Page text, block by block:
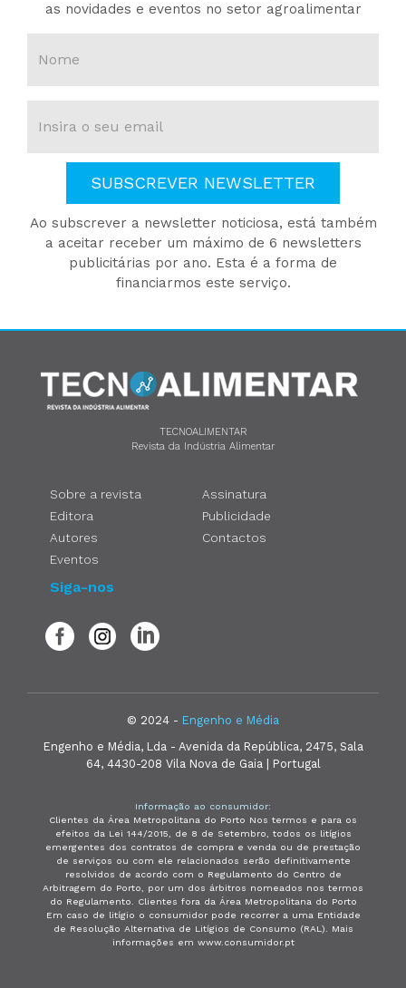
as novidades e eventos no setor agroalimentar
SUBSCREVER NEWSLETTER
Ao subscrever a newsletter noticiosa, está também
a aceitar receber um máximo de 6 newsletters
publicitárias por ano. Esta é a forma de
financiarmos este serviço.
TECNOALIMENTAR
Revista da Indústria Alimentar
Sobre a revista
Editora
Autores
Eventos
Assinatura
Publicidade
Contactos
Siga-nos
© 2024 - Engenho e Média
Engenho e Média, Lda - Avenida da República, 2475, Sala
64, 4430-208 Vila Nova de Gaia | Portugal
Informação ao consumidor:
Clientes da Área Metropolitana do Porto Nos termos e para os
efeitos da Lei 144/2015, de 8 de Setembro, todos os litígios
emergentes dos contratos de compra e venda ou de prestação
de serviços ou com ele relacionados serão definitivamente
resolvidos de acordo com o Regulamento do Centro de
Arbitragem do Porto, por um dos árbitros nomeados nos termos
do Regulamento. Clientes fora da Área Metropolitana do Porto
Em caso de litígio o consumidor pode recorrer a uma Entidade
de Resolução Alternativa de Litígios de Consumo (RAL). Mais
informações em www.consumidor.pt